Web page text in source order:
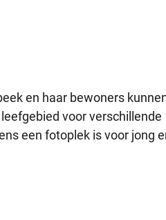
en haar bewoners
voor verschillende
een fotoplek is voor jong